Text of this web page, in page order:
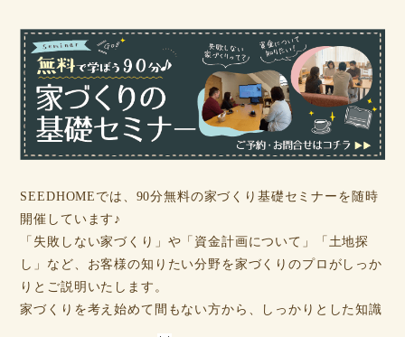
SEEDHOMEでは、90分無料の家づくり基礎セミナーを随時
開催しています♪
「失敗しない家づくり」や「資金計画について」「土地探
し」など、お客様の知りたい分野を家づくりのプロがしっか
りとご説明いたします。
家づくりを考え始めて間もない方から、しっかりとした知識